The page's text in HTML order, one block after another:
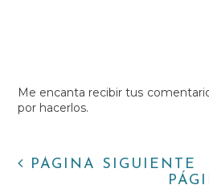
Me encanta recibir tus
por hacerlos.
PÁGINA SIGUIENTE